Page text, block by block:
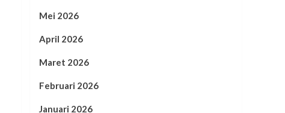
Mei 2026
April 2026
Maret 2026
Februari 2026
Januari 2026